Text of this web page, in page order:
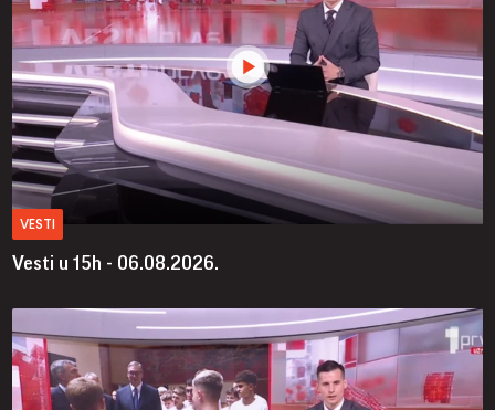
VESTI
Vesti u 15h - 06.08.2026.